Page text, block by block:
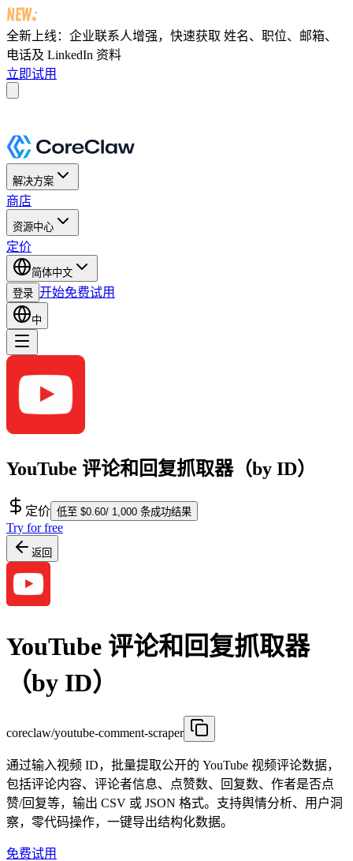
全新上线：企业联系人增强，快速获取 姓名、职位、邮箱、
电话及 LinkedIn 资料
立即试用
解决方案
商店
资源中心
定价
简体中文
登录 开始免费试用
中
YouTube 评论和回复抓取器（by ID）
定价 低至 $0.60/ 1,000 条成功结果
Try for free
返回
YouTube 评论和回复抓取器
（by ID）
coreclaw/youtube-comment-scraper
通过输入视频 ID，批量提取公开的 YouTube 视频评论数据，
包括评论内容、评论者信息、点赞数、回复数、作者是否点
赞/回复等，输出 CSV 或 JSON 格式。支持舆情分析、用户洞
察，零代码操作，一键导出结构化数据。
免费试用